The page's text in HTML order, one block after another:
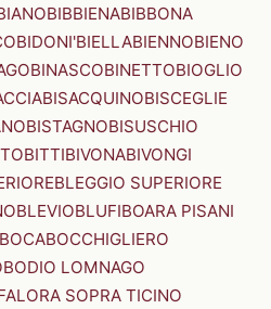
BIBBIENABIBBONA
BIDONI'BIELLABIENNOBIENO
BINASCOBINETTOBIOGLIO
BISACQUINOBISCEGLIE
BISTAGNOBISUSCHIO
BITTIBIVONABIVONGI
BLEGGIO SUPERIORE
BLEVIOBLUFIBOARA PISANI
BOCABOCCHIGLIERO
BODIO LOMNAGO
SOPRA TICINO